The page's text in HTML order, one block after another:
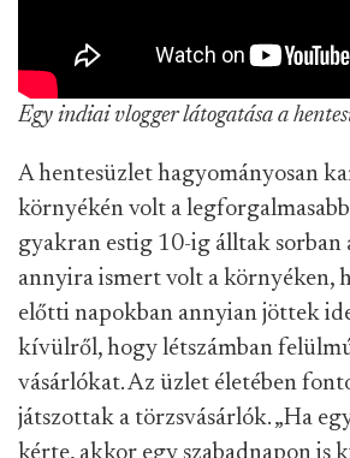
Egy indiai vlogger látogatása a
A hentesüzlet hagyományosan
környékén volt a
gyakran estig 10-ig álltak sorban
annyira ismert volt a környéken,
előtti napokban annyian jöttek
kívülről, hogy létszámban
vásárlókat. Az üzlet életében
játszottak a törzsvásárlók. „Ha
kérte, akkor egy szabadnapon is